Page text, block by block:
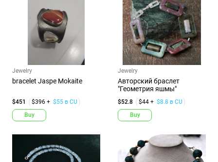
Jewelry
bracelet Jaspe Mokaite
$451 $396 + $55 в CU
Buy
Jewelry
Авторский браслет
"Геометрия яшмы"
$52.8 $44 + $8.8 в CU
Buy